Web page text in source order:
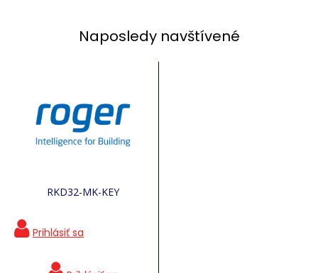
Naposledy navštívené
RKD32-MK-KEY